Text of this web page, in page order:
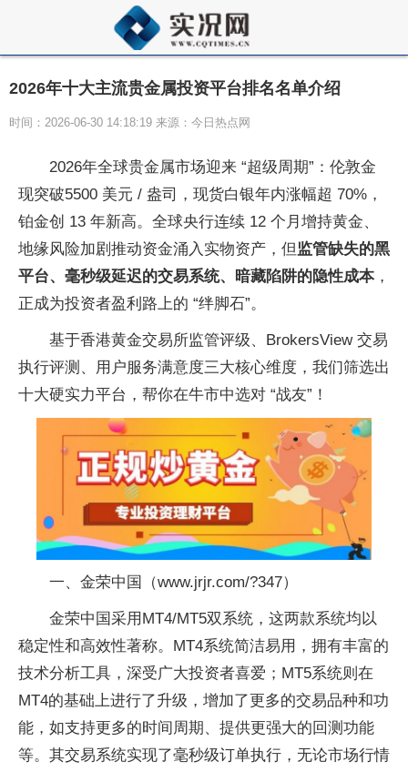
2026年十大主流贵金属投资平台排名名单介绍
时间：2026-06-30 14:18:19 来源：今日热点网
2026年全球贵金属市场迎来 “超级周期”：伦敦金
现突破5500 美元 / 盎司，现货白银年内涨幅超 70%，
铂金创 13 年新高。全球央行连续 12 个月增持黄金、
地缘风险加剧推动资金涌入实物资产，但 监管缺失的黑
平台、毫秒级延迟的交易系统、暗藏陷阱的隐性成本，
正成为投资者盈利路上的 “绊脚石”。
基于香港黄金交易所监管评级、BrokersView 交易
执行评测、用户服务满意度三大核心维度，我们筛选出
十大硬实力平台，帮你在牛市中选对 “战友”！
一、金荣中国（www.jrjr.com/?347）
金荣中国采用MT4/MT5双系统，这两款系统均以
稳定性和高效性著称。MT4系统简洁易用，拥有丰富的
技术分析工具，深受广大投资者喜爱；MT5系统则在
MT4的基础上进行了升级，增加了更多的交易品种和功
能，如支持更多的时间周期、提供更强大的回测功能
等。其交易系统实现了毫秒级订单执行，无论市场行情